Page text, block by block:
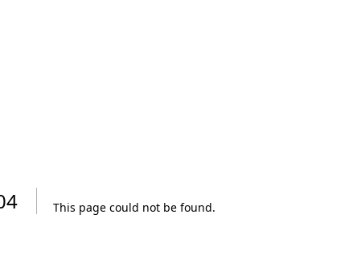
This page could not be found.